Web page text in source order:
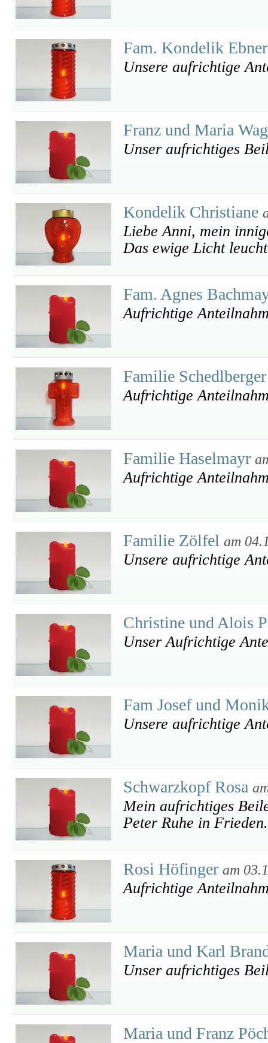
Fam. Kondelik
Unsere aufrichtige
Franz und Maria
Unser aufrichtiges
Kondelik Christiane
Liebe Anni, mein
Das ewige Licht
Fam. Agnes
Aufrichtige
Familie
Aufrichtige
Familie Haselmayr
Aufrichtige
Familie Zölfel am
Unsere aufrichtige
Christine und Alois
Unser Aufrichtige
Fam Josef und
Unsere aufrichtige
Schwarzkopf Rosa
Mein aufrichtiges
Peter Ruhe in Frieden.
Rosi Höfinger am
Aufrichtige
Maria und Karl
Unser aufrichtiges
Maria und Franz